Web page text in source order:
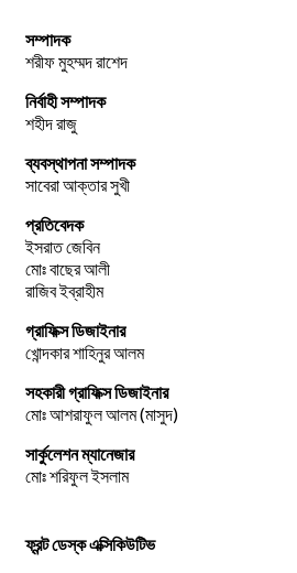
সম্পাদক
শরীফ মুহম্মদ রাশেদ
নির্বাহী সম্পাদক
শহীদ রাজু
ব্যবস্থাপনা সম্পাদক
সাবেরা আক্তার সুখী
প্রতিবেদক
ইসরাত জেবিন
মোঃ বাছের আলী
রাজিব ইব্রাহীম
গ্রাফিক্স ডিজাইনার
খোন্দকার শাহিনুর আলম
সহকারী গ্রাফিক্স ডিজাইনার
মোঃ আশরাফুল আলম (মাসুদ)
সার্কুলেশন ম্যানেজার
মোঃ শরিফুল ইসলাম
ফ্রন্ট ডেস্ক এক্সিকিউটিভ